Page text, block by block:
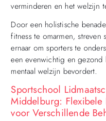
verminderen en het welzijn
Door een holistische
fitness te omarmen,
ernaar om sporters te
een evenwichtig en gezond
mentaal welzijn bevordert.
Sportschool
Middelburg: Flexibele
voor Verschillende